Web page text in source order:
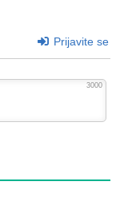
Prijavite se
3000